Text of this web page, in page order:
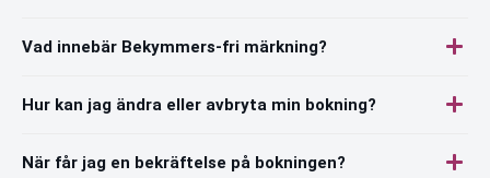
Vad innebär Bekymmers-fri märkning?
Hur kan jag ändra eller avbryta min bokning?
När får jag en bekräftelse på bokningen?